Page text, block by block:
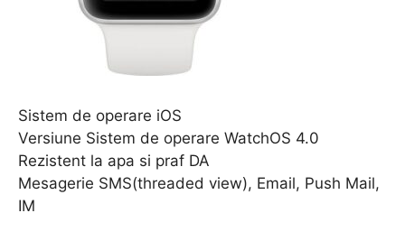
Sistem de operare iOS
Versiune Sistem de operare WatchOS 4.0
Rezistent la apa si praf DA
Mesagerie SMS(threaded view), Email, Push Mail,
IM